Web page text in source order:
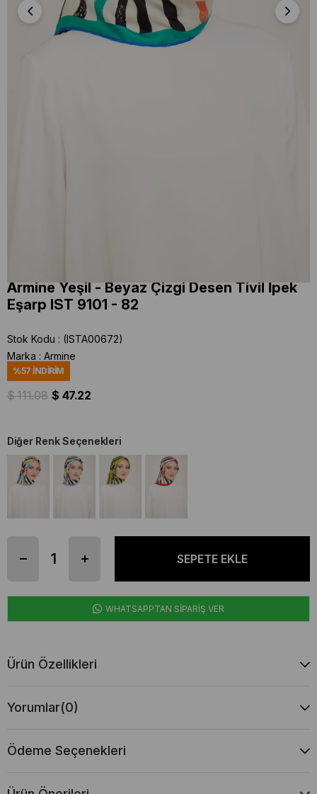
Armine Yeşil - Beyaz Çizgi Desen Tivil İpek
Eşarp IST 9101 - 82
Stok Kodu
(ISTA00672)
Marka : Armine
%57 İNDIRIM
$ 111.08 $ 47.22
Diğer Renk Seçenekleri
WHATSAPPTAN SİPARİŞ VER
Ürün Özellikleri
Yorumlar(0)
Ödeme Seçenekleri